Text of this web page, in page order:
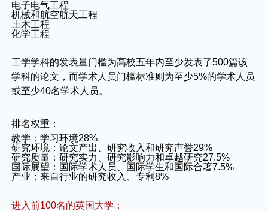
电子电气工程
机械和航空航天工程
土木工程
化学工程
工学学科的发表量门槛为高校五年内至少发表了500篇该
学科的论文，而学术人员门槛标准则为至少5%的学术人员
或至少40名学术人员。
排名权重：
教学：学习环境28%
研究环境：论文产出、研究收入和研究声誉29%
研究质量：研究实力、研究影响力和卓越研究27.5%
国际展望：国际学术人员、国际学生和国际合著7.5%
产业：来自行业的研究收入、专利8%
进入前100名的英国大学：